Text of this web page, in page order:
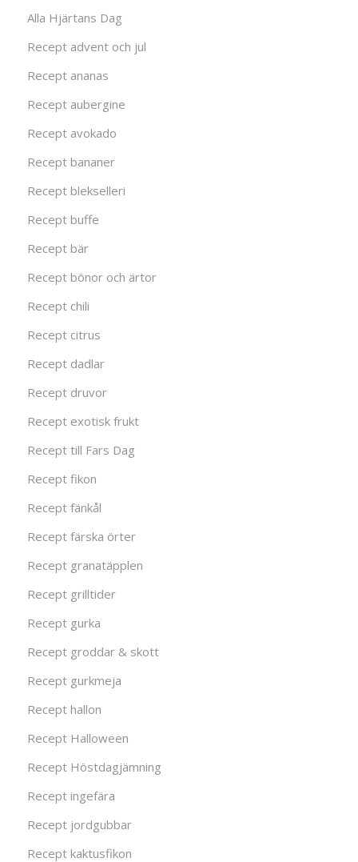
Alla Hjärtans Dag
Recept advent och jul
Recept ananas
Recept aubergine
Recept avokado
Recept bananer
Recept blekselleri
Recept buffe
Recept bär
Recept bönor och ärtor
Recept chili
Recept citrus
Recept dadlar
Recept druvor
Recept exotisk frukt
Recept till Fars Dag
Recept fikon
Recept fänkål
Recept färska örter
Recept granatäpplen
Recept grilltider
Recept gurka
Recept groddar & skott
Recept gurkmeja
Recept hallon
Recept Halloween
Recept Höstdagjämning
Recept ingefära
Recept jordgubbar
Recept kaktusfikon